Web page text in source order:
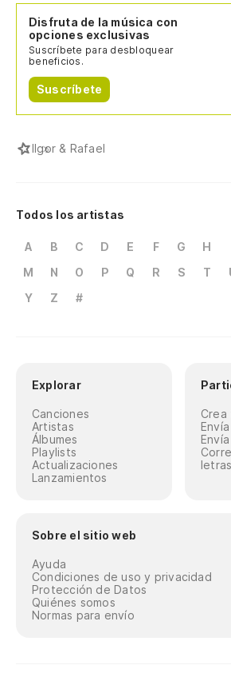
Disfruta de la música con
opciones exclusivas
Suscríbete para desbloquear
beneficios.
Suscríbete
IIgor & Rafael
Todos los artistas
A B C D E F G H
M
N O P Q R S T
Y
Z #
Explorar
Canciones
Artistas
Álbumes
Playlists
Actualizaciones
Lanzamientos
Crea
letras
Sobre el sitio web
Ayuda
Condiciones de uso y privacidad
Protección de Datos
Quiénes somos
Normas para envío